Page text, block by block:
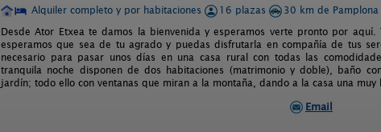
Alquiler completo y por habitaciones
16 plazas
30 km de Pamplona
Desde Ator Etxea te damos la bienvenida y esperamos verte pronto por
esperamos que sea de tu agrado y puedas disfrutarla en compañía de tus
necesario para pasar unos días en una casa rural con todas las
tranquila noche disponen de dos habitaciones (matrimonio y doble), baño
jardín; todo ello con ventanas que miran a la montaña, dando a la casa una
Email